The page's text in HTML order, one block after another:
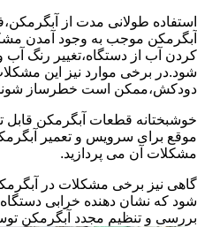
استفاده طولانی مدت از
آبگرمکن موجب به وجود آمدن
کردن آب از دستگاه،تغییر رنگ
شود.در برخی موارد نیز این
دودکش،ممکن است خطرساز
خوشبختانه قطعات آبگرمکن قابل
موقع برای سرویس و تعمیر
مشکلات آن می پردازید.
گاهی نیز برخی مشکلات در
شود که نشان دهنده خرابی
بررسی و تنظیم مجدد آبگرمکن